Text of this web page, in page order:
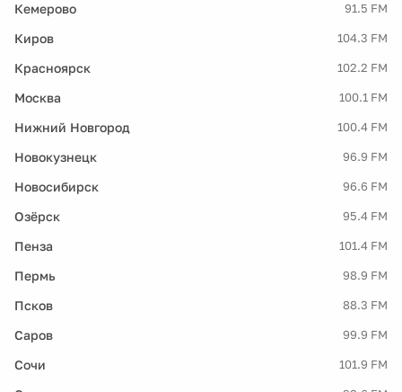
Кемерово 91.5 FM
Киров 104.3 FM
Красноярск 102.2 FM
Москва 100.1 FM
Нижний Новгород 100.4 FM
Новокузнецк 96.9 FM
Новосибирск 96.6 FM
Озёрск 95.4 FM
Пенза 101.4 FM
Пермь 98.9 FM
Псков 88.3 FM
Саров 99.9 FM
Сочи 101.9 FM